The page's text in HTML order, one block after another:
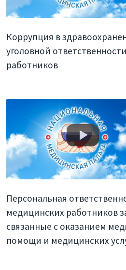
Коррупция в
уголовной
работников
Персональная
медицинских работников
связанные с оказанием
помощи и медицинских